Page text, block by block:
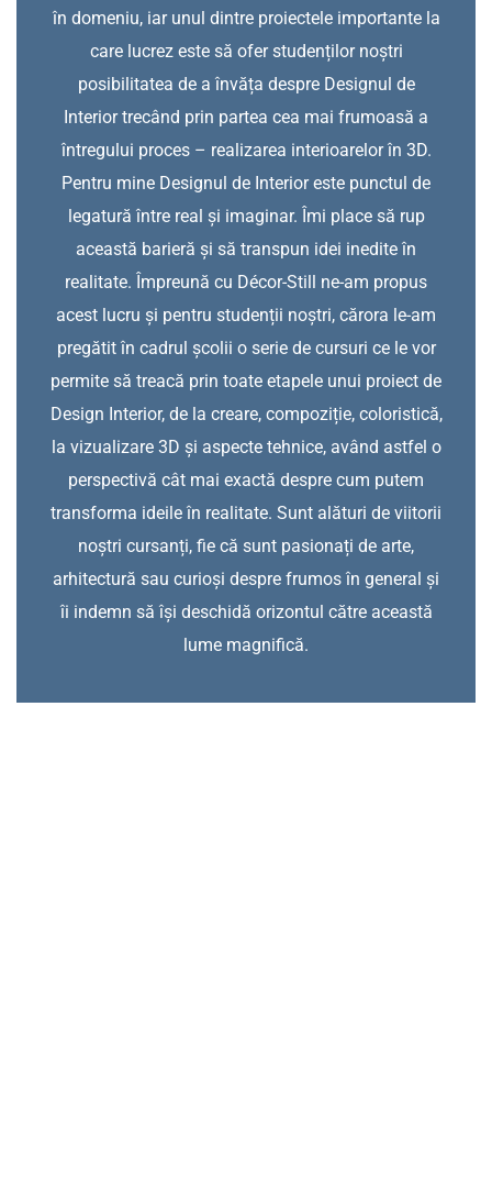
în domeniu, iar unul dintre proiectele importante la
care lucrez este să ofer studenților noștri
posibilitatea de a învăța despre Designul de
Interior trecând prin partea cea mai frumoasă a
întregului proces – realizarea interioarelor în 3D.
Pentru mine Designul de Interior este punctul de
legatură între real și imaginar. Îmi place să rup
această barieră și să transpun idei inedite în
realitate. Împreună cu Décor-Still ne-am propus
acest lucru și pentru studenții noștri, cărora le-am
pregătit în cadrul școlii o serie de cursuri ce le vor
permite să treacă prin toate etapele unui proiect de
Design Interior, de la creare, compoziție, coloristică,
la vizualizare 3D și aspecte tehnice, având astfel o
perspectivă cât mai exactă despre cum putem
transforma ideile în realitate. Sunt alături de viitorii
noștri cursanți, fie că sunt pasionați de arte,
arhitectură sau curioși despre frumos în general și
îi indemn să își deschidă orizontul către această
lume magnifică.